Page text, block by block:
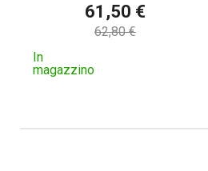
61,50 €
62,80 €
In
magazzino